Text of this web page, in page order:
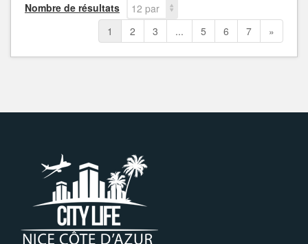
Nombre de résultats
12 par
page
1 2 3 ... 5 6 7 »